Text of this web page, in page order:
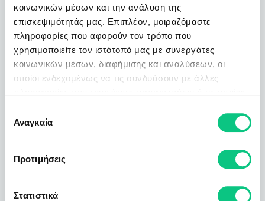
κοινωνικών μέσων και την ανάλυση της
επισκεψιμότητάς μας. Επιπλέον, μοιραζόμαστε
πληροφορίες που αφορούν τον τρόπο που
χρησιμοποιείτε τον ιστότοπό μας με συνεργάτες
κοινωνικών μέσων, διαφήμισης και αναλύσεων, οι
οποίοι ενδεχομένως να τις συνδυάσουν με άλλες
των υπηρεσιών τους.
συγκατάθεσης
Αναγκαία
Προτιμήσεις
Στατιστικά